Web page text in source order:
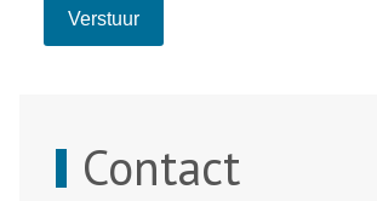
Verstuur
Contact